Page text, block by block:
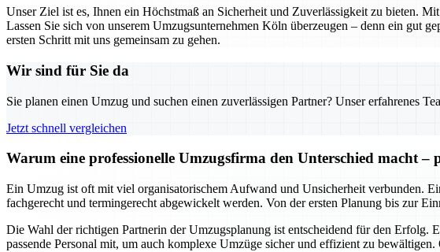
Unser Ziel ist es, Ihnen ein Höchstmaß an Sicherheit und Zuverlässigkeit zu bieten.
Lassen Sie sich von unserem Umzugsunternehmen Köln überzeugen – denn ein gut
ersten Schritt mit uns gemeinsam zu gehen.
Wir sind für Sie da
Sie planen einen Umzug und suchen einen zuverlässigen Partner? Unser erfahrenes
Jetzt schnell vergleichen
Warum eine professionelle Umzugsfirma den Unterschied macht –
Ein Umzug ist oft mit viel organisatorischem Aufwand und Unsicherheit verbunden.
fachgerecht und termingerecht abgewickelt werden. Von der ersten Planung bis zur
Die Wahl der richtigen Partnerin der Umzugsplanung ist entscheidend für den
passende Personal mit, um auch komplexe Umzüge sicher und effizient zu